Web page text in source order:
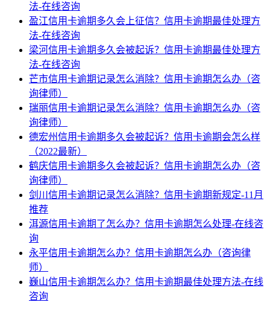
法-在线咨询
盈江信用卡逾期多久会上征信？信用卡逾期最佳处理方
法-在线咨询
梁河信用卡逾期多久会被起诉？信用卡逾期最佳处理方
法-在线咨询
芒市信用卡逾期记录怎么消除？信用卡逾期怎么办（咨
询律师）
瑞丽信用卡逾期记录怎么消除？信用卡逾期怎么办（咨
询律师）
德宏州信用卡逾期多久会被起诉？信用卡逾期会怎么样
（2022最新）
鹤庆信用卡逾期多久会被起诉？信用卡逾期怎么办（咨
询律师）
剑川信用卡逾期记录怎么消除？信用卡逾期新规定-11月
推荐
洱源信用卡逾期了怎么办？信用卡逾期怎么处理-在线咨
询
永平信用卡逾期怎么办？信用卡逾期怎么办（咨询律
师）
巍山信用卡逾期怎么办？信用卡逾期最佳处理方法-在线
咨询